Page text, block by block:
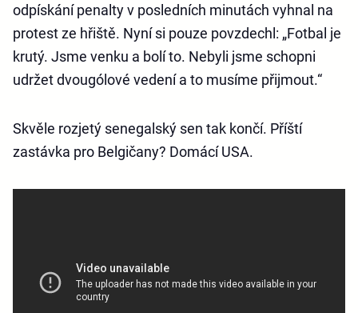
odpískání penalty v posledních minutách vyhnal na
protest ze hřiště. Nyní si pouze povzdechl: „Fotbal je
krutý. Jsme venku a bolí to. Nebyli jsme schopni
udržet dvougólové vedení a to musíme přijmout.“
Skvěle rozjetý senegalský sen tak končí. Příští
zastávka pro Belgičany? Domácí USA.